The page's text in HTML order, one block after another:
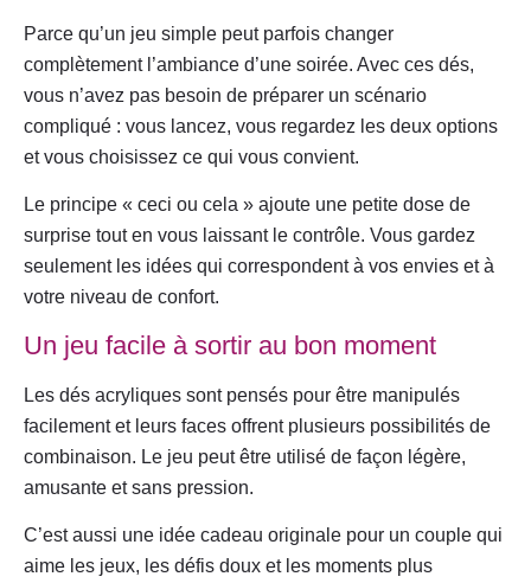
Parce qu’un jeu simple peut parfois changer
complètement l’ambiance d’une soirée. Avec ces dés,
vous n’avez pas besoin de préparer un scénario
compliqué : vous lancez, vous regardez les deux options
et vous choisissez ce qui vous convient.
Le principe « ceci ou cela » ajoute une petite dose de
surprise tout en vous laissant le contrôle. Vous gardez
seulement les idées qui correspondent à vos envies et à
votre niveau de confort.
Un jeu facile à sortir au bon moment
Les dés acryliques sont pensés pour être manipulés
facilement et leurs faces offrent plusieurs possibilités de
combinaison. Le jeu peut être utilisé de façon légère,
amusante et sans pression.
C’est aussi une idée cadeau originale pour un couple qui
aime les jeux, les défis doux et les moments plus